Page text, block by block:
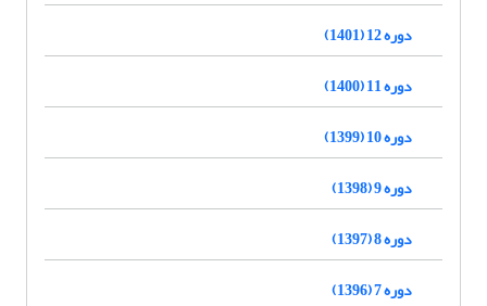
دوره 12 (1401)
دوره 11 (1400)
دوره 10 (1399)
دوره 9 (1398)
دوره 8 (1397)
دوره 7 (1396)